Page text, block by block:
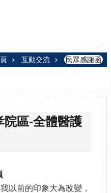
互動交流 民眾感謝函
院區-全體醫護
以前的印象大為改變，